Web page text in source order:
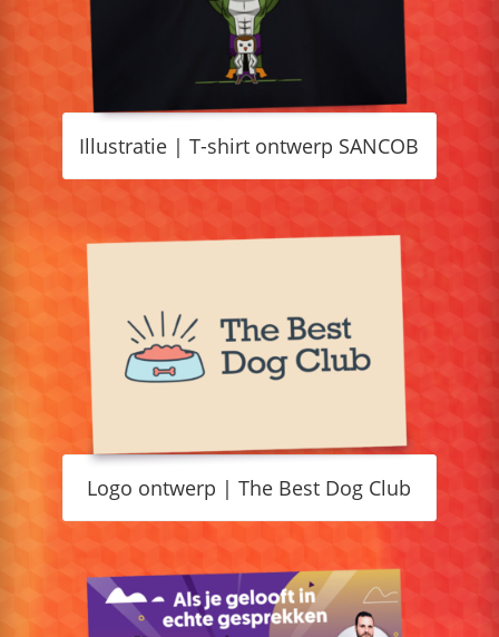
Illustratie | T-shirt ontwerp SANCOB
Logo ontwerp | The Best Dog Club